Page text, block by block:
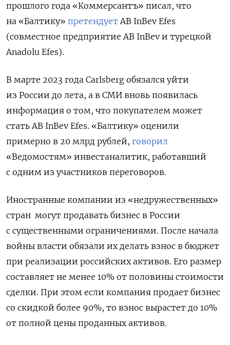
прошлого года «Коммерсантъ» писал, что
на «Балтику» претендуетAB InBev Efes
(совместное предприятие AB InBev и турецкой
Anadolu Efes).
В марте 2023 года Carlsberg обязался уйти
из России до лета, а в СМИ вновь появилась
информация о том, что покупателем может
стать AB InBev Efes. «Балтику» оценили
примерно в 20 млрд рублей, говорил
«Ведомостям» инвестаналитик, работавший
с одним из участников переговоров.
Иностранные компании из «недружественных»
стран могут продавать бизнес в России
с существенными ограничениями. После начала
войны власти обязали их делать взнос в бюджет
при реализации российских активов. Его размер
составляет не менее 10% от половины стоимости
сделки. При этом если компания продает бизнес
со скидкой более 90%, то взнос вырастет до 10%
от полной цены проданных активов.